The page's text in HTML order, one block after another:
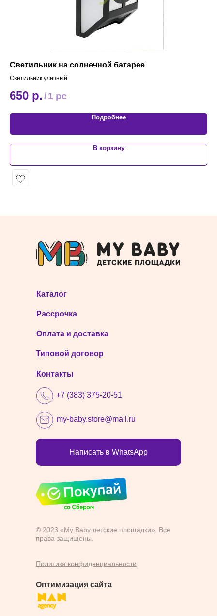
Светильник на солнечной батарее
Светильник уличный
650 р. /1 pc
Подробнее
В корзину
Политика конфиденциальности
© 2023 «My Baby детские площадки». Все
права защищены.
Каталог
Контакты
+7 (383) 375-20-51
my-baby.store@mail.ru
Рассрочка
Оплата и доставка
Написать в WhatsApp
Оптимизация сайта
Типовой договор